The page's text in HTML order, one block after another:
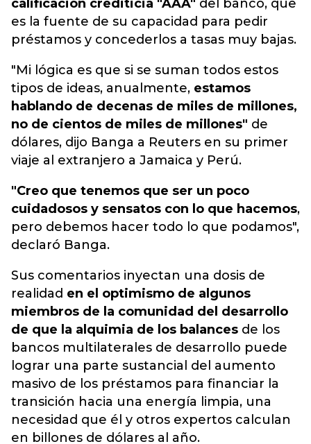
calificación crediticia "AAA" del banco, que
es la fuente de su capacidad para pedir
préstamos y concederlos a tasas muy bajas.
"Mi lógica es que si se suman todos estos
tipos de ideas, anualmente, estamos
hablando de decenas de miles de millones,
no de cientos de miles de millones" de
dólares, dijo Banga a Reuters en su primer
viaje al extranjero a Jamaica y Perú.
"Creo que tenemos que ser un poco
cuidadosos y sensatos con lo que hacemos,
pero debemos hacer todo lo que podamos",
declaró Banga.
Sus comentarios inyectan una dosis de
realidad en el optimismo de algunos
miembros de la comunidad del desarrollo
de que la alquimia de los balances de los
bancos multilaterales de desarrollo puede
lograr una parte sustancial del aumento
masivo de los préstamos para financiar la
transición hacia una energía limpia, una
necesidad que él y otros expertos calculan
en billones de dólares al año.